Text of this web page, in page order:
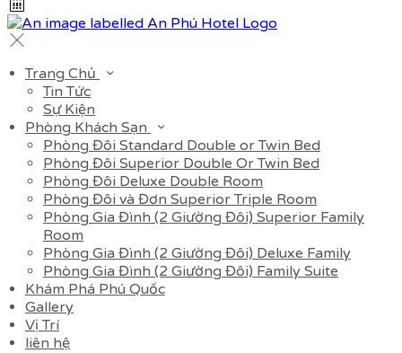
Trang Chủ
Tin Tức
Sự Kiện
Phòng Khách Sạn
Phòng Đôi Standard Double or Twin Bed
Phòng Đôi Superior Double Or Twin Bed
Phòng Đôi Deluxe Double Room
Phòng Đôi và Đơn Superior Triple Room
Phòng Gia Đình (2 Giường Đôi) Superior Family
Room
Phòng Gia Đình (2 Giường Đôi) Deluxe Family
Phòng Gia Đình (2 Giường Đôi) Family Suite
Khám Phá Phú Quốc
Gallery
Vị Trí
liên hệ